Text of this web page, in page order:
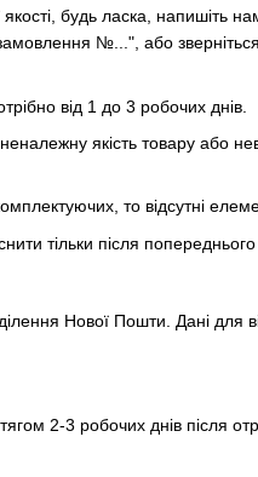
будь ласка, напишіть
№...", або
від 1 до 3 робочих днів.
якість товару або
то відсутні
тільки після
Нової Пошти. Дані
2-3 робочих днів після